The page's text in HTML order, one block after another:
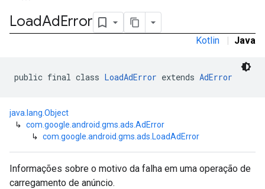
LoadAdError
Kotlin | Java
public final class LoadAdError extends AdError
java.lang.Object
↳ com.google.android.gms.ads.AdError
↳ com.google.android.gms.ads.LoadAdError
Informações sobre o motivo da falha em uma operação de
carregamento de anúncio.